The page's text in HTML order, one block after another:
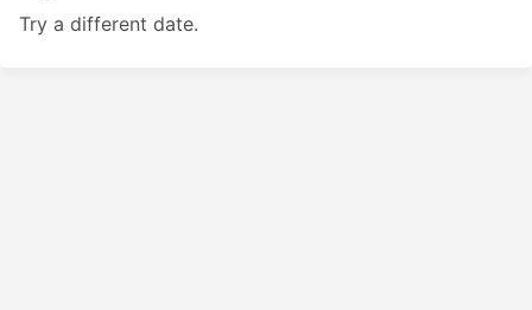
Try a different date.